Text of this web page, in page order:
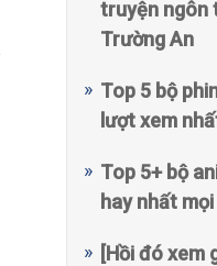
truyện ngôn
Trường An
Top 5 bộ
lượt xem
Top 5+ bộ
hay nhất
[Hồi đó xem